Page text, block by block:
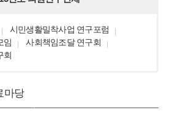
시민생활밀착사업 연구포럼
임
사회책임조달 연구회
회
마당